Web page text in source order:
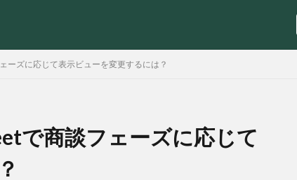
ーズに応じて表示ビューを変更するには？
で商談フェーズに応じて
検索